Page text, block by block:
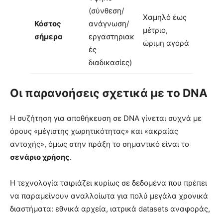
Κόστος
σήμερα
(σύνθεση/
ανάγνωση/
εργαστηριακ
ές
διαδικασίες)
Χαμηλό έως
μέτριο,
ώριμη αγορά
Οι παρανοήσεις σχετικά με το DNA
Η συζήτηση για αποθήκευση σε DNA γίνεται συχνά με
όρους «μέγιστης χωρητικότητας» και «ακραίας
αντοχής», όμως στην πράξη το σημαντικό είναι το
σενάριο χρήσης.
Η τεχνολογία ταιριάζει κυρίως σε δεδομένα που πρέπει
να παραμείνουν αναλλοίωτα για πολύ μεγάλα χρονικά
διαστήματα: εθνικά αρχεία, ιατρικά datasets αναφοράς,